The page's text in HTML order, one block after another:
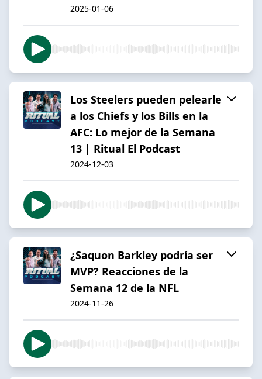
2025-01-06
Los Steelers pueden pelearle
a los Chiefs y los Bills en la
AFC: Lo mejor de la Semana
13 | Ritual El Podcast
2024-12-03
¿Saquon Barkley podría ser
MVP? Reacciones de la
Semana 12 de la NFL
2024-11-26